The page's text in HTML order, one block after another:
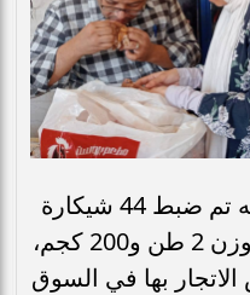
وأشار وكيل الوزارة، إلى أنه تم ضبط 44 شيكارة
دقيق بلدي مدعم بإجمالي وزن 2 طن و200 كجم،
بها في السوق